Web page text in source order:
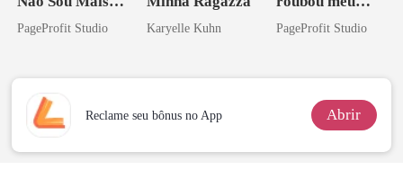
Sua Bolsa de
PageProfit Studio Karyelle Kuhn
companheiro e
PageProfit Studio
Reclame seu bônus no App Abrir